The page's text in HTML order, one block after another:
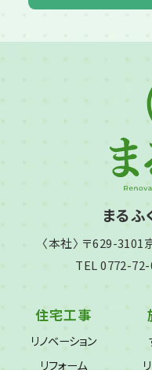
まるふ
〈本社〉 〒629-3101
TEL 0772-
住宅工事
リノベーション
リフォーム